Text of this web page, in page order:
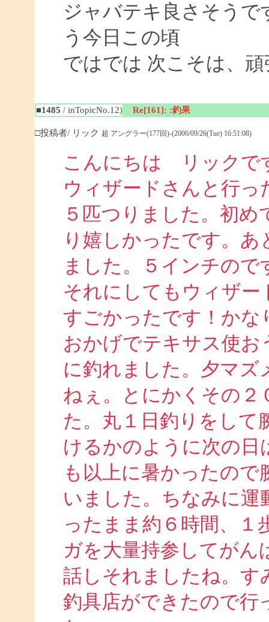
ジャバテキ良さそう
う今日この頃
ではでは 次こそは、
■1485 / inTopicNo.12) Re[161]: :釣果
□投稿者/ リック 超 アングラー(177回)-(2006/09/26(Tue) 16:51:08)
こんにちは リックで
ウィザードさんと行っ
５匹つりました。初
り嬉しかったです。
ました。５インチので
それにしてもウィザ
すごかったです！かな
おかげでテキサス使
に釣れました。夕マズ
ねぇ。とにかくその２
た。丸１日釣りをして
けるかのように次の日
も以上に暑かったの
いました。ちなみに運
ったまま約６時間、１
ガを大量持参してがん
話しそれましたね。す
釣具店ができたので行